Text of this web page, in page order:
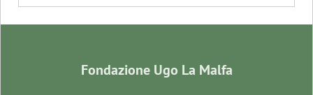
Fondazione Ugo La Malfa